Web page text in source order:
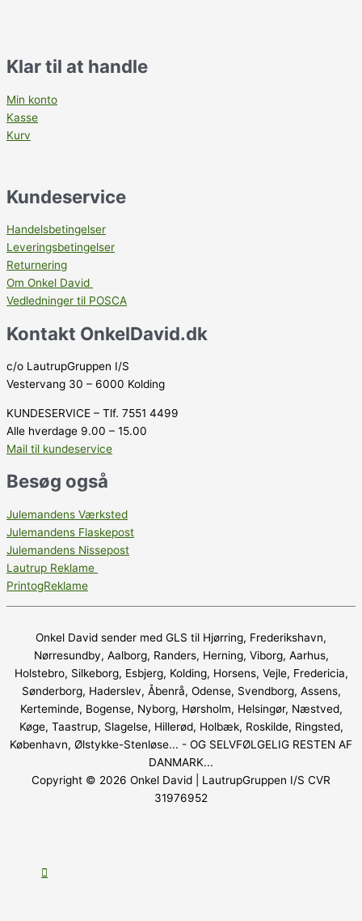
Klar til at handle
Min konto
Kasse
Kurv
Kundeservice
Handelsbetingelser
Leveringsbetingelser
Returnering
Om Onkel David
Vedledninger til POSCA
Kontakt OnkelDavid.dk
c/o LautrupGruppen I/S
Vestervang 30 – 6000 Kolding
KUNDESERVICE – Tlf. 7551 4499
Alle hverdage 9.00 – 15.00
Mail til kundeservice
Besøg også
Julemandens Værksted
Julemandens Flaskepost
Julemandens Nissepost
Lautrup Reklame
PrintogReklame
Onkel David sender med GLS til Hjørring, Frederikshavn,
Nørresundby, Aalborg, Randers, Herning, Viborg, Aarhus,
Holstebro, Silkeborg, Esbjerg, Kolding, Horsens, Vejle, Fredericia,
Sønderborg, Haderslev, Åbenrå, Odense, Svendborg, Assens,
Kerteminde, Bogense, Nyborg, Hørsholm, Helsingør, Næstved,
Køge, Taastrup, Slagelse, Hillerød, Holbæk, Roskilde, Ringsted,
København, Ølstykke-Stenløse... - OG SELVFØLGELIG RESTEN AF
DANMARK...
Copyright © 2026 Onkel David | LautrupGruppen I/S CVR
31976952